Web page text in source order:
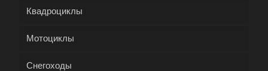
Квадроциклы
Мотоциклы
Снегоходы